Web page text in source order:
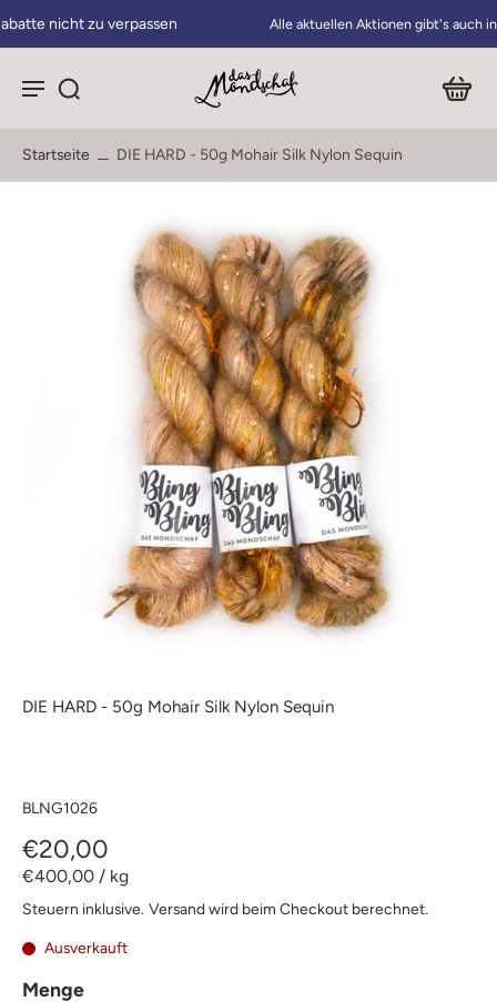
Alle aktuellen Aktionen gibt's auch in unserem Newsletter
Startseite DIE HARD - 50g Mohair Silk Nylon Sequin
DIE HARD - 50g Mohair Silk Nylon Sequin
BLNG1026
€20,00
€400,00 / kg
Steuern inklusive. Versandwird beim Checkout berechnet.
Ausverkauft
Menge